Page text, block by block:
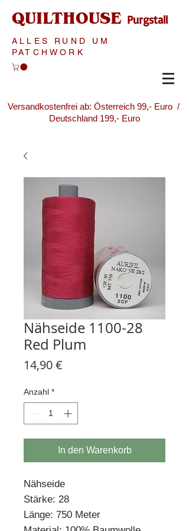
QUILTHOUSE Purgstall
ALLES RUND UM
PATCHWORK
Versandkostenfrei ab: Österreich 99,- Euro /
Deutschland 199,- Euro
Nähseide 1100-28
Red Plum
14,90 €
Anzahl *
In den Warenkorb
Nähseide
Stärke: 28
Länge: 750 Meter